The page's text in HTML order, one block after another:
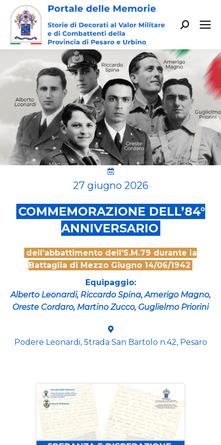
Cerca:
27 giugno 2026
COMMEMORAZIONE DELL’84°
ANNIVERSARIO
dell’abbattimento dell’S.M.79 durante la
Battaglia di Mezzo Giugno 14/06/1942
Equipaggio:
Alberto Leonardi, Riccardo Spina, Amerigo Magno,
Oreste Cordaro, Martino Zucco, Guglielmo Priorini
Podere Leonardi, Strada San Bartolo n.42, Pesaro